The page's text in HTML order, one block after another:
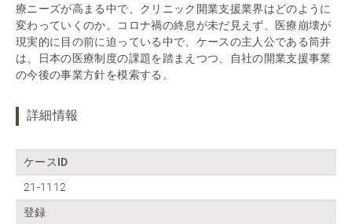
療ニーズが高まる中で、クリニック開業支援業界はどのように
変わっていくのか。コロナ禍の終息が未だ見えず、医療崩壊が
現実的に目の前に迫っている中で、ケースの主人公である筒井
は、日本の医療制度の課題を踏まえつつ、自社の開業支援事業
の今後の事業方針を模索する。
詳細情報
ケースID
21-1112
登録